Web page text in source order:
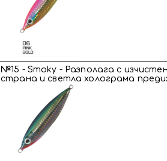
№15 - Smoky - Разполага с
страна и светла холограма